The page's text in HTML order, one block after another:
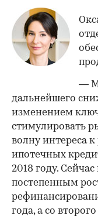
—
дальнейшего
изменением
стимулировать
волну интереса
ипотечных
2018 году.
постепенным
года, а со